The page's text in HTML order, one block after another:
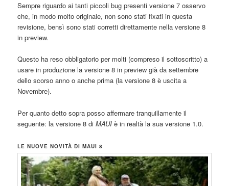
Sempre riguardo ai tanti piccoli bug presenti versione 7 osservo
che, in modo molto originale, non sono stati fixati in questa
revisione, bensì sono stati corretti direttamente nella versione 8
in preview.
Questo ha reso obbligatorio per molti (compreso il sottoscritto) a
usare in produzione la versione 8 in preview già da settembre
dello scorso anno o anche prima (la versione 8 è uscita a
Novembre).
Per quanto detto sopra posso affermare tranquillamente il
seguente: la versione 8 diMAUI è in realtà la sua versione 1.0.
LE NUOVE NOVITÀ DI MAUI 8